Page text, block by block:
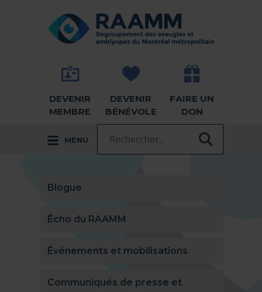
RETOUR À LA PAGE D'ACCUEIL -
DEVENIR
MEMBRE
DEVENIR
BÉNÉVOLE
FAIRE UN
DON
MENU
Blogue
Écho du RAAMM
Événements et mobilisations
Communiqués de presse et